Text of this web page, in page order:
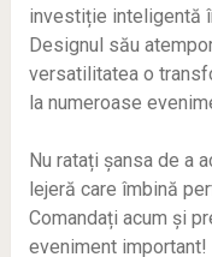
investiție inteligentă
Designul său
versatilitatea o
la numeroase
Nu ratați șansa de a
lejeră care îmbină
Comandați acum și
eveniment important!